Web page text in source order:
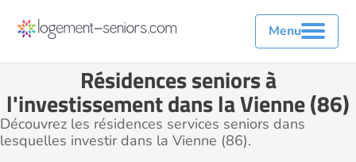
Menu
Résidences seniors à
l'investissement dans la Vienne (86)
Découvrez les résidences services seniors dans
lesquelles investir dans la Vienne (86).